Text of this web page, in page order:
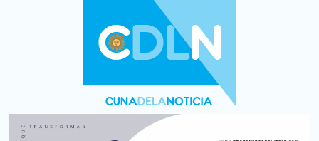
Desde que asumió Milei cerraron 41.000 kioscos: el sector
denuncia crisis como en 2001
Vacaciones de invierno con más movimiento y consumo
turístico: 4,6 millones de personas viajaron por el país, un 5,9%
Fuerte caída de la venta de autos usados en julio: bajó un 12,6%